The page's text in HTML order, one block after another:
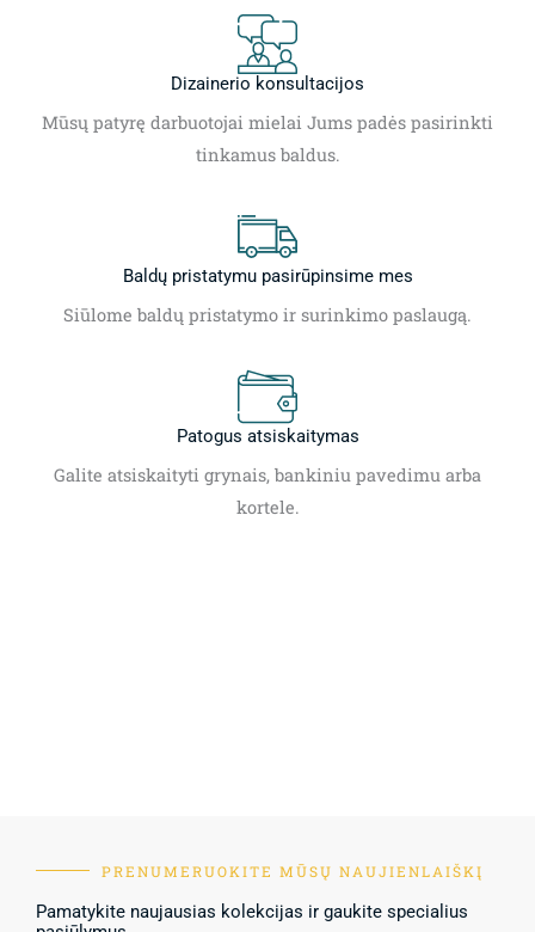
Dizainerio konsultacijos
Mūsų patyrę darbuotojai mielai Jums padės pasirinkti
tinkamus baldus.
Baldų pristatymu pasirūpinsime mes
Siūlome baldų pristatymo ir surinkimo paslaugą.
Patogus atsiskaitymas
Galite atsiskaityti grynais, bankiniu pavedimu arba
kortele.
PRENUMERUOKITE MŪSŲ NAUJIENLAIŠKĮ
Pamatykite naujausias kolekcijas ir gaukite specialius